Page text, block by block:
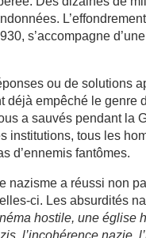
s’accompagne
ou de solutions
déjà empêché le genre
a sauvés pendant la
institutions, tous les
d’ennemis fantômes.
nazisme a réussi non
ci. Les absurdités
hostile, une église